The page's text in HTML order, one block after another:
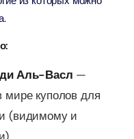
Аль-Васл —
куполов для
(видимому и